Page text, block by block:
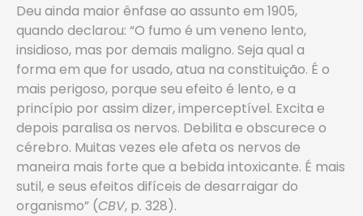
Deu ainda maior ênfase ao assunto em 1905,
quando declarou: “O fumo é um veneno lento,
insidioso, mas por demais maligno. Seja qual a
forma em que for usado, atua na constituição. É o
mais perigoso, porque seu efeito é lento, e a
princípio por assim dizer, imperceptível. Excita e
depois paralisa os nervos. Debilita e obscurece o
cérebro. Muitas vezes ele afeta os nervos de
maneira mais forte que a bebida intoxicante. É mais
sutil, e seus efeitos difíceis de desarraigar do
organismo” (CBV, p. 328).